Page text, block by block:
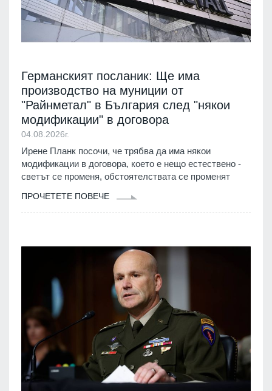
Германският посланик: Ще има
производство на муниции от
"Райнметал" в България след "някои
модификации" в договора
04.08.2026г.
Ирене Планк посочи, че трябва да има някои
модификации в договора, което е нещо естествено -
светът се променя, обстоятелствата се променят
ПРОЧЕТЕТЕ ПОВЕЧЕ